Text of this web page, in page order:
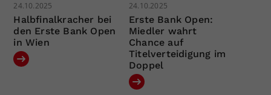
24.10.2025
Halbfinalkracher bei
den Erste Bank Open
in Wien
24.10.2025
Erste Bank Open:
Miedler wahrt
Chance auf
Titelverteidigung im
Doppel